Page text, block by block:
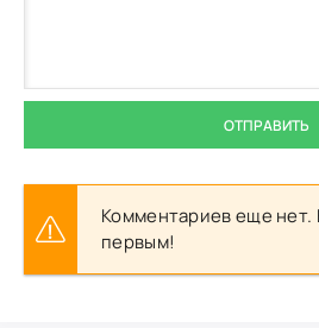
ОТПРАВИТЬ
Комментариев еще нет.
первым!